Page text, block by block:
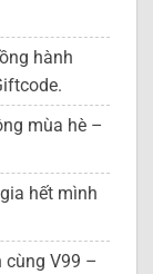
hành
mùa hè –
hết mình
cùng V99 –